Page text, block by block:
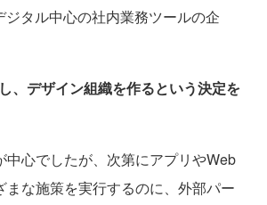
タル中心の社内業務ツールの企
、デザイン組織を作るという決定を
心でしたが、次第にアプリやWeb
な施策を実行するのに、外部パー